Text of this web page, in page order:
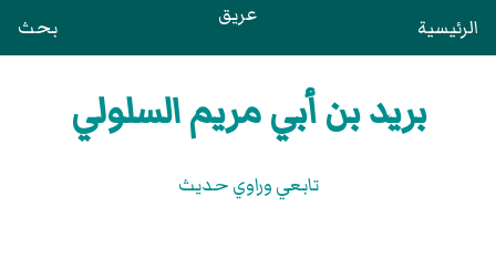
الرئيسية عريق بحث
بريد بن أبي مريم السلولي
تابعي وراوي حديث